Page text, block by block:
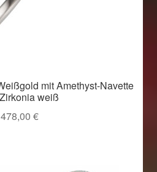
mit Amethyst-Navette
weiß
478,00 €